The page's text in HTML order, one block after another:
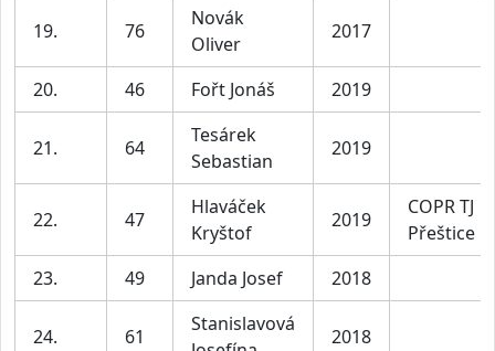
19. 76
Novák
Oliver
2017
20. 46 Fořt Jonáš 2019
21. 64
Tesárek
Sebastian
2019
22. 47
Hlaváček
Kryštof
2019
COPR TJ
Přeštice
23.
49 Janda Josef 2018
24. 61
Stanislavová
2018